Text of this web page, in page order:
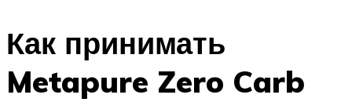
Как принимать
Metapure Zero Carb